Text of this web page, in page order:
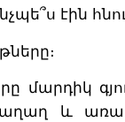
էին
մարդիկ
և առատ: